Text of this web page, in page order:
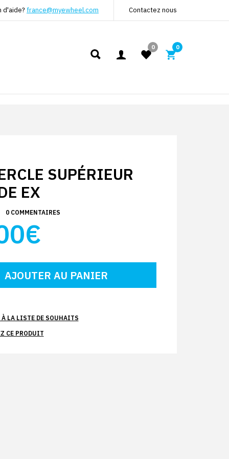
d'aide?france@myewheel.com Contactez nous
0 0
SUPÉRIEUR
EX
0 COMMENTAIRES
À LA LISTE DE SOUHAITS
CE PRODUIT